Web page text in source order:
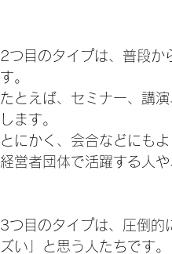
2つ目のタイプは、普段か
す。
たとえば、セミナー、講
します。
とにかく、会合などにも
経営者団体で活躍する人
3つ目のタイプは、圧倒的
ズい」と思う人たちです。